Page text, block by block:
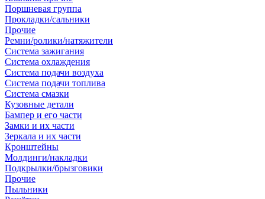
Поршневая группа
Прокладки/сальники
Прочие
Ремни/ролики/натяжители
Система зажигания
Система охлаждения
Система подачи воздуха
Система подачи топлива
Система смазки
Кузовные детали
Бампер и его части
Замки и их части
Зеркала и их части
Кронштейны
Молдинги/накладки
Подкрылки/брызговики
Прочие
Пыльники